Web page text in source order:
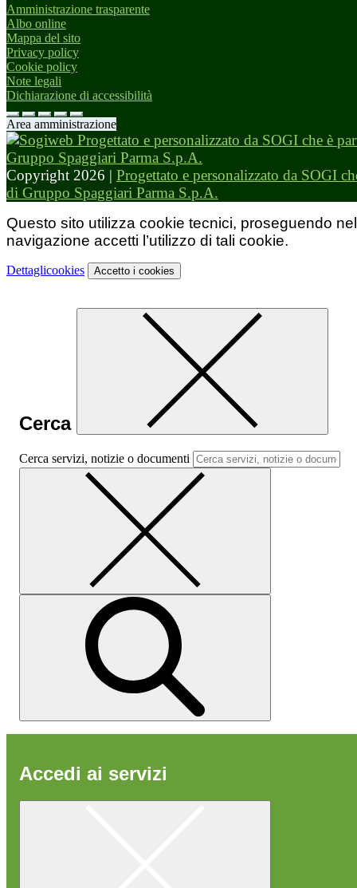
Amministrazione trasparente
Albo online
Mappa del sito
Privacy policy
Cookie policy
Note legali
Dichiarazione di accessibilità
Area amministrazione
Copyright 2026 | Progettato e personalizzato da SOGI
di Gruppo Spaggiari Parma S.p.A.
Questo sito utilizza cookie tecnici, proseguendo
navigazione accetti l’utilizzo di tali cookie.
Dettaglicookies Accetto i cookies
Cerca
Cerca servizi, notizie o documenti
Accedi ai servizi